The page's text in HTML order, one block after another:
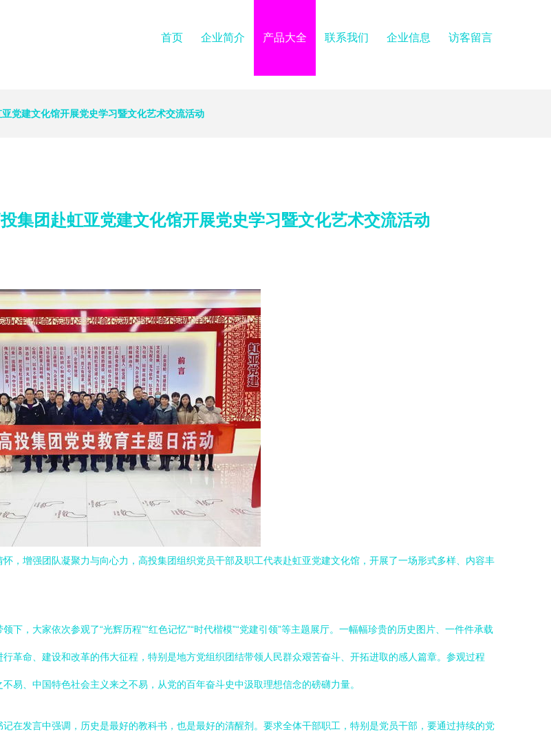
首页 企业简介 产品大全 联系我们 企业信息 访客留言
党建文化馆开展党史学习暨文化艺术交流活动
团赴虹亚党建文化馆开展党史学习暨文化艺术交流活动
，增强团队凝聚力与向心力，高投集团组织党员干部及职工代表赴虹亚党建文化馆，开展了一场形式多样、内容丰
，大家依次参观了“光辉历程”“红色记忆”“时代楷模”“党建引领”等主题展厅。一幅幅珍贵的历史图片、一件件承载
革命、建设和改革的伟大征程，特别是地方党组织团结带领人民群众艰苦奋斗、开拓进取的感人篇章。参观过程
易、中国特色社会主义来之不易，从党的百年奋斗史中汲取理想信念的磅礴力量。
在发言中强调，历史是最好的教科书，也是最好的清醒剂。要求全体干部职工，特别是党员干部，要通过持续的党